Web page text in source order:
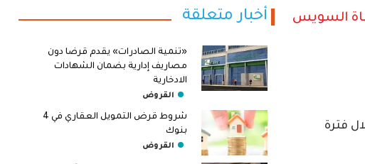
أخبار متعلقة
«تنمية الصادرات» يقدم قرضا دون
مصاريف إدارية بضمان الشهادات
الادخارية
القروض
شروط قرض التمويل العقاري في 4
بنوك
القروض
السويس
فترة